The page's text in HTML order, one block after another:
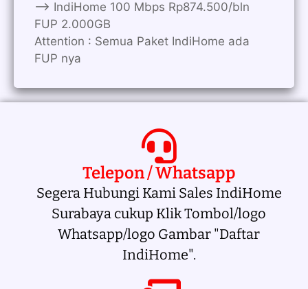
——> IndiHome 100 Mbps Rp874.500/bln
FUP 2.000GB
Attention : Semua Paket IndiHome ada
FUP nya
Telepon / Whatsapp
Segera Hubungi Kami Sales IndiHome
Surabaya cukup Klik Tombol/logo
Whatsapp/logo Gambar "Daftar
IndiHome".